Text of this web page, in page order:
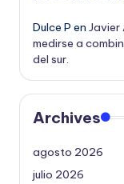
Dulce P en
medirse a
del sur.
Archives
agosto 2026
julio 2026